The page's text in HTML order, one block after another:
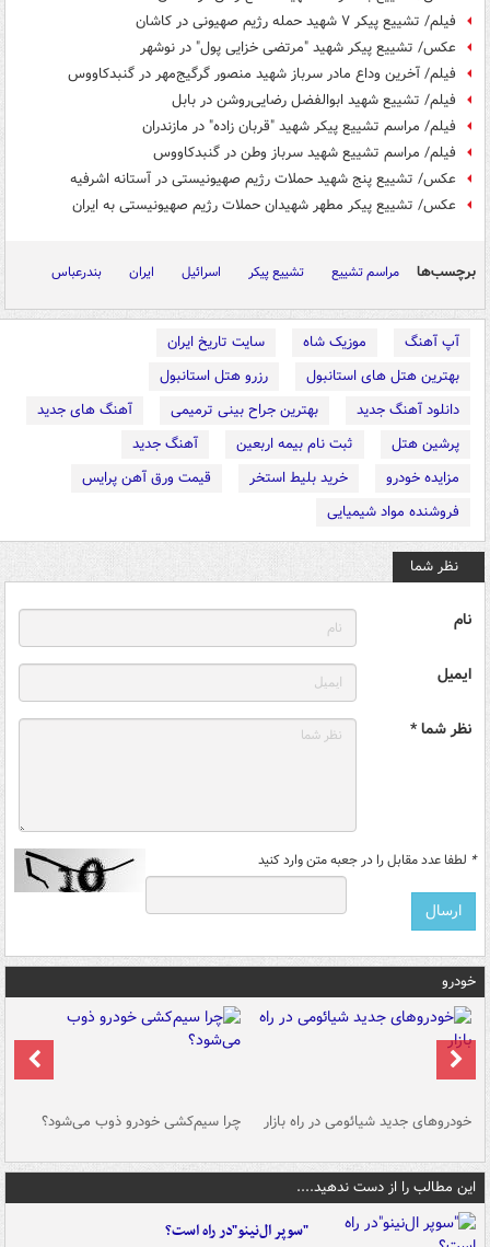
فیلم/ تشییع پیکر ۷ شهید حمله رژیم صهیونی در کاشان
عکس/ تشییع پیکر شهید "مرتضی خزایی پول" در نوشهر
فیلم/ آخرین وداع مادر سرباز شهید منصور گرگیج‌مهر در گنبدکاووس
فیلم/ تشییع شهید ابوالفضل رضایی‌روشن در بابل
فیلم/ مراسم تشییع پیکر شهید "قربان زاده" در مازندران
فیلم/ مراسم تشییع شهید سرباز وطن در گنبدکاووس
عکس/ تشییع پنج شهید حملات رژیم صهیونیستی در آستانه اشرفیه
عکس/ تشییع پیکر مطهر شهیدان حملات رژیم صهیونیستی به ایران
برچسب‌ها مراسم تشییع تشییع پیکر اسرائیل ایران بندرعباس
آپ آهنگ موزیک شاه
سایت تاریخ ایران
بهترین هتل های استانبول
رزرو هتل استانبول
دانلود آهنگ جدید
بهترین جراح بینی ترمیمی
آهنگ های جدید
پرشین هتل
ثبت نام بیمه اربعین
آهنگ جدید
مزایده خودرو
خرید بلیط استخر
قیمت ورق آهن پرایس
فروشنده مواد شیمیایی
نظر شما
نام
ایمیل
نظر شما *
* لطفا عدد مقابل را در جعبه متن وارد کنید
خودرو
خودروهای جدید شیائومی در راه بازار چرا سیم‌کشی خودرو ذوب می‌شود؟
این مطالب را از دست ندهید....
"سوپر ال‌نینو"در راه است؟